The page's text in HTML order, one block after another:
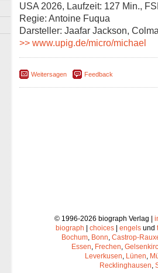
USA 2026, Laufzeit: 127 Min.,
Regie: Antoine Fuqua
Darsteller: Jaafar Jackson,
>> www.upig.de/micro/michael
Weitersagen Feedback
© 1996-2026 biograph Verlag |
biograph
choices engels und
Bochum, Bonn, Castrop-
Essen, Frechen,
Leverkusen, Lünen,
Recklinghausen,